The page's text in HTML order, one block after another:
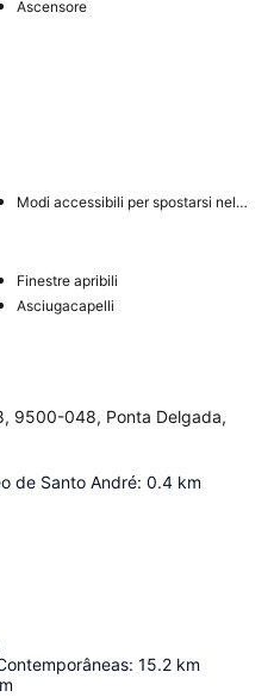
Ascensore
Modi accessibili per spostarsi nell'hotel
Finestre apribili
Asciugacapelli
9500-048, Ponta Delgada,
de Santo André: 0.4 km
: 15.2 km